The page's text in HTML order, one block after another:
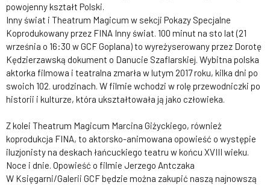
powojenny kształt Polski.
Inny świat i Theatrum Magicum w sekcji Pokazy Specjalne
Koprodukowany przez FINA Inny świat. 100 minut na sto lat (21
września o 16:30 w GCF Goplana) to wyreżyserowany przez Dorotę
Kędzierzawską dokument o Danucie Szaflarskiej. Wybitna polska
aktorka filmowa i teatralna zmarła w lutym 2017 roku, kilka dni po
swoich 102. urodzinach. W filmie wchodzi w rolę przewodniczki po
historii i kulturze, która ukształtowała ją jako człowieka.
Z kolei Theatrum Magicum Marcina Giżyckiego, również
koprodukcja FINA, to aktorsko-animowana opowieść o występie
iluzjonisty na deskach łańcuckiego teatru w końcu XVIII wieku.
Noce i dnie. Opowieść o filmie Jerzego Antczaka
W Księgarni/Galerii GCF będzie można zakupić naszą najnowszą